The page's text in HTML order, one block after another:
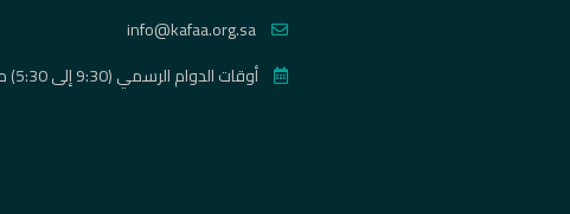
info@kafaa.org.sa
أوقات الدوام الرسمي (9:30 إلى 5:30) من الأحد إلى الخميس